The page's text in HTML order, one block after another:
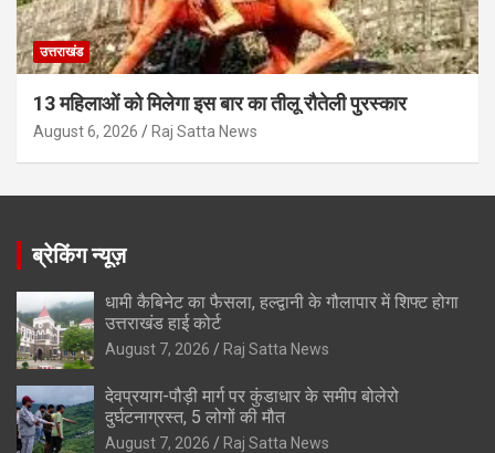
उत्तराखंड
13 महिलाओं को मिलेगा इस बार का तीलू रौतेली पुरस्कार
August 6, 2026 Raj Satta News
ब्रेकिंग न्यूज़
धामी कैबिनेट का फैसला, हल्द्वानी के गौलापार में शिफ्ट होगा
उत्तराखंड हाई कोर्ट
August 7, 2026 Raj Satta News
देवप्रयाग-पौड़ी मार्ग पर कुंडाधार के समीप बोलेरो
दुर्घटनाग्रस्त, 5 लोगों की मौत
August 7, 2026 Raj Satta News